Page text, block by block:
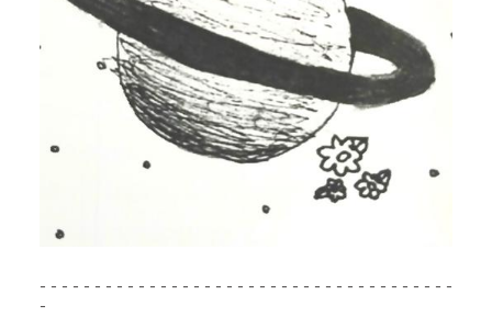
- - - - - - - - - - - - - - - - - - - - - - - - - - - - - - - - - - - - - -
-